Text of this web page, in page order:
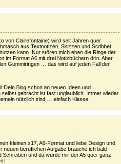
von Clairefontaine) wird seit Jahren quer
aus Textnotizen, Skizzen und Scribbel
kann. Nur stören mich eben die Ringe der
im Format A6 mit drei Notizbüchern drin. Aber
Gummiringen … das wird auf jeden Fall der
Dein Blog schon an neuen Ideen und
gebracht ist fast unglaublich. Immer wieder
nützlich sind … einfach Klasse!
kleinen x17, A6-Format und liebe Design und
neuen beruflichen Aufgabe brauche ich bald
Schreiben und da würde mir der A5 quer ganz